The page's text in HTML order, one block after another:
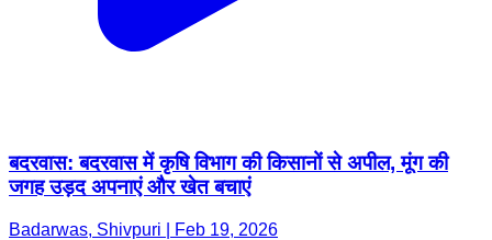
बदरवास: बदरवास में कृषि विभाग की किसानों से अपील, मूंग की
जगह उड़द अपनाएं और खेत बचाएं
Badarwas, Shivpuri | Feb 19, 2026